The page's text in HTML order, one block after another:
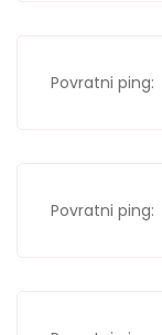
Povratni ping:
Povratni ping: